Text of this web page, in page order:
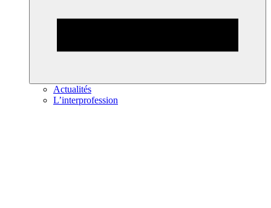
Actualités
L’interprofession